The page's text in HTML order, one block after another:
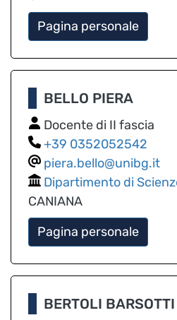
Pagina personale
BELLO PIERA
Docente di II fascia
0352052542
piera.bello@unibg.it
Dipartimento di
CANIANA
Pagina personale
BERTOLI